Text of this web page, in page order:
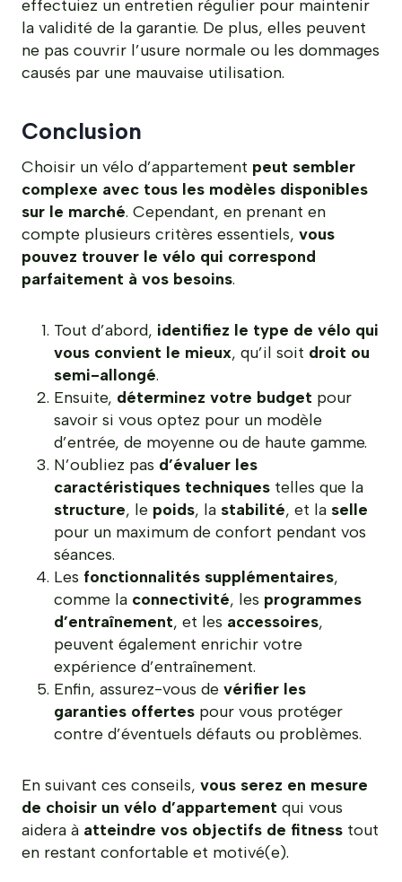
effectuiez un entretien régulier pour maintenir
la validité de la garantie. De plus, elles peuvent
ne pas couvrir l’usure normale ou les dommages
causés par une mauvaise utilisation.
Conclusion
Choisir un vélo d’appartement peut sembler
complexe avec tous les modèles disponibles
sur le marché. Cependant, en prenant en
compte plusieurs critères essentiels, vous
pouvez trouver le vélo qui correspond
parfaitement à vos besoins.
Tout d’abord, identifiez le type de vélo qui
vous convient le mieux, qu’il soit droit ou
semi-allongé.
Ensuite, déterminez votre budget pour
savoir si vous optez pour un modèle
d’entrée, de moyenne ou de haute gamme.
N’oubliez pas d’évaluer les
caractéristiques techniques telles que la
structure, le poids, la stabilité, et la selle
pour un maximum de confort pendant vos
séances.
Les fonctionnalités supplémentaires,
comme la connectivité, les programmes
d’entraînement, et les accessoires,
peuvent également enrichir votre
expérience d’entraînement.
Enfin, assurez-vous de vérifier les
garanties offertes pour vous protéger
contre d’éventuels défauts ou problèmes.
En suivant ces conseils, vous serez en mesure
de choisir un vélo d’appartement qui vous
aidera à atteindre vos objectifs de fitness tout
en restant confortable et motivé(e).